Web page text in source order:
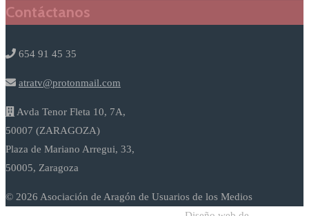
Contáctanos
654 91 45 35
atratv@protonmail.com
Avda Tenor Fleta 10, 7A,
50007 (ZARAGOZA)
Plaza de Mariano Arregui, 33,
50005, Zaragoza
© 2026 Asociación de Aragón de Usuarios de los Medios